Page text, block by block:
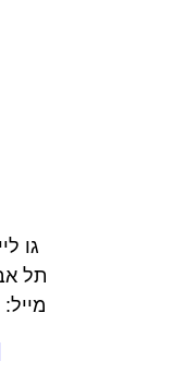
גו
תל אביב
מייל: go.lady.fit@gmail.com